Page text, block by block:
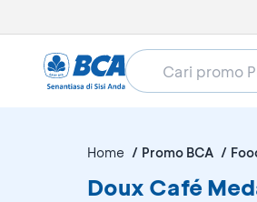
Home Promo BCA
Doux Café